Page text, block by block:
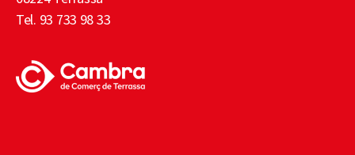
Tel. 93 733 98 33